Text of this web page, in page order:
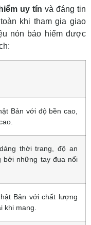
uy tín và đáng tin
khi tham gia giao
nón bảo hiểm được
Bản với độ bền cao,
thời trang, độ an
bởi những tay đua nổi
Bản với chất lượng
khi mang.